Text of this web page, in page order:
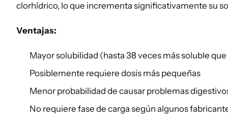
clorhídrico, lo que incrementa significativamente su
Ventajas:
Mayor solubilidad (hasta 38 veces más soluble
Posiblemente requiere dosis más pequeñas
Menor probabilidad de causar problemas
No requiere fase de carga según algunos